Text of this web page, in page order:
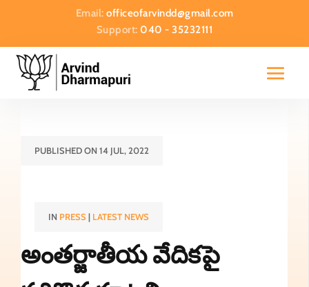
Email: officeofarvindd@gmail.com
Support:040 - 35232111
PUBLISHED ON 14 JUL, 2022
IN PRESS| LATEST NEWS
అంతర్జాతీయ వేదికపై